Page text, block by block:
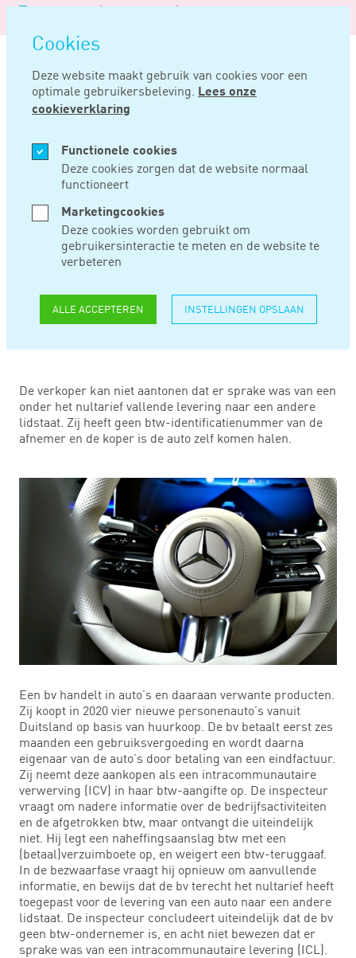
overslaan
Cookies
Deze website maakt gebruik van cookies voor een
optimale gebruikersbeleving. Lees onze
cookieverklaring
Functionele cookies
Deze cookies zorgen dat de website normaal
functioneert
Marketingcookies
Deze cookies worden gebruikt om
gebruikersinteractie te meten en de website te
verbeteren
ALLE ACCEPTEREN INSTELLINGEN OPSLAAN
Logo
Noord
Negentig
Home Nieuws
JAN 10, 2024
ALSNOG BTW
VERSCHULDIGD
OVER VERKOOP VAN
EXCLUSIEVE
MERCEDES
De verkoper kan niet aantonen dat er sprake was van een
onder het nultarief vallende levering naar een andere
lidstaat. Zij heeft geen btw-identificatienummer van de
afnemer en de koper is de auto zelf komen halen.
Een bv handelt in auto’s en daaraan verwante producten.
Zij koopt in 2020 vier nieuwe personenauto’s vanuit
Duitsland op basis van huurkoop. De bv betaalt eerst zes
maanden een gebruiksvergoeding en wordt daarna
eigenaar van de auto’s door betaling van een eindfactuur.
Zij neemt deze aankopen als een intracommunautaire
verwerving (ICV) in haar btw-aangifte op. De inspecteur
vraagt om nadere informatie over de bedrijfsactiviteiten
en de afgetrokken btw, maar ontvangt die uiteindelijk
niet. Hij legt een naheffingsaanslag btw met een
(betaal)verzuimboete op, en weigert een btw-teruggaaf.
In de bezwaarfase vraagt hij opnieuw om aanvullende
informatie, en bewijs dat de bv terecht het nultarief heeft
toegepast voor de levering van een auto naar een andere
lidstaat. De inspecteur concludeert uiteindelijk dat de bv
geen btw-ondernemer is, en acht niet bewezen dat er
sprake was van een intracommunautaire levering (ICL).